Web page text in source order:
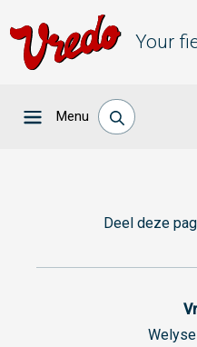
Your
Menu
Deel deze